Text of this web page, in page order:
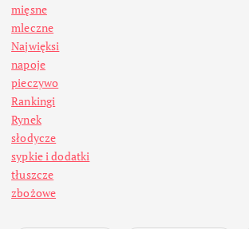
mięsne
mleczne
Najwięksi
napoje
pieczywo
Rankingi
Rynek
słodycze
sypkie i dodatki
tłuszcze
zbożowe